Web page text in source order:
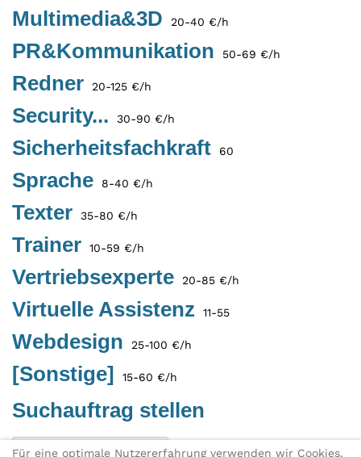
Multimedia&3D 20-40 €/h
PR&Kommunikation 50-69 €/h
Redner 20-125 €/h
Security... 30-90 €/h
Sicherheitsfachkraft 60
Sprache 8-40 €/h
Texter 35-80 €/h
Trainer 10-59 €/h
Vertriebsexperte 20-85 €/h
Virtuelle Assistenz 11-55
Webdesign 25-100 €/h
[Sonstige] 15-60 €/h
Suchauftrag stellen
Eintragung als Freelancer
Für eine optimale Nutzererfahrung verwenden wir Cookies.